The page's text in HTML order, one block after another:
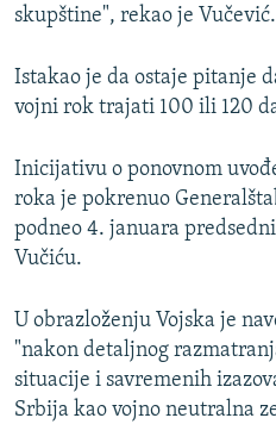
skupštine", rekao je Vučević.
Istakao je da ostaje pitanje
vojni rok trajati 100 ili 120
Inicijativu o ponovnom
roka je pokrenuo
podneo 4. januara
Vučiću.
U obrazloženju Vojska je
"nakon detaljnog
situacije i savremenih
Srbija kao vojno neutralna